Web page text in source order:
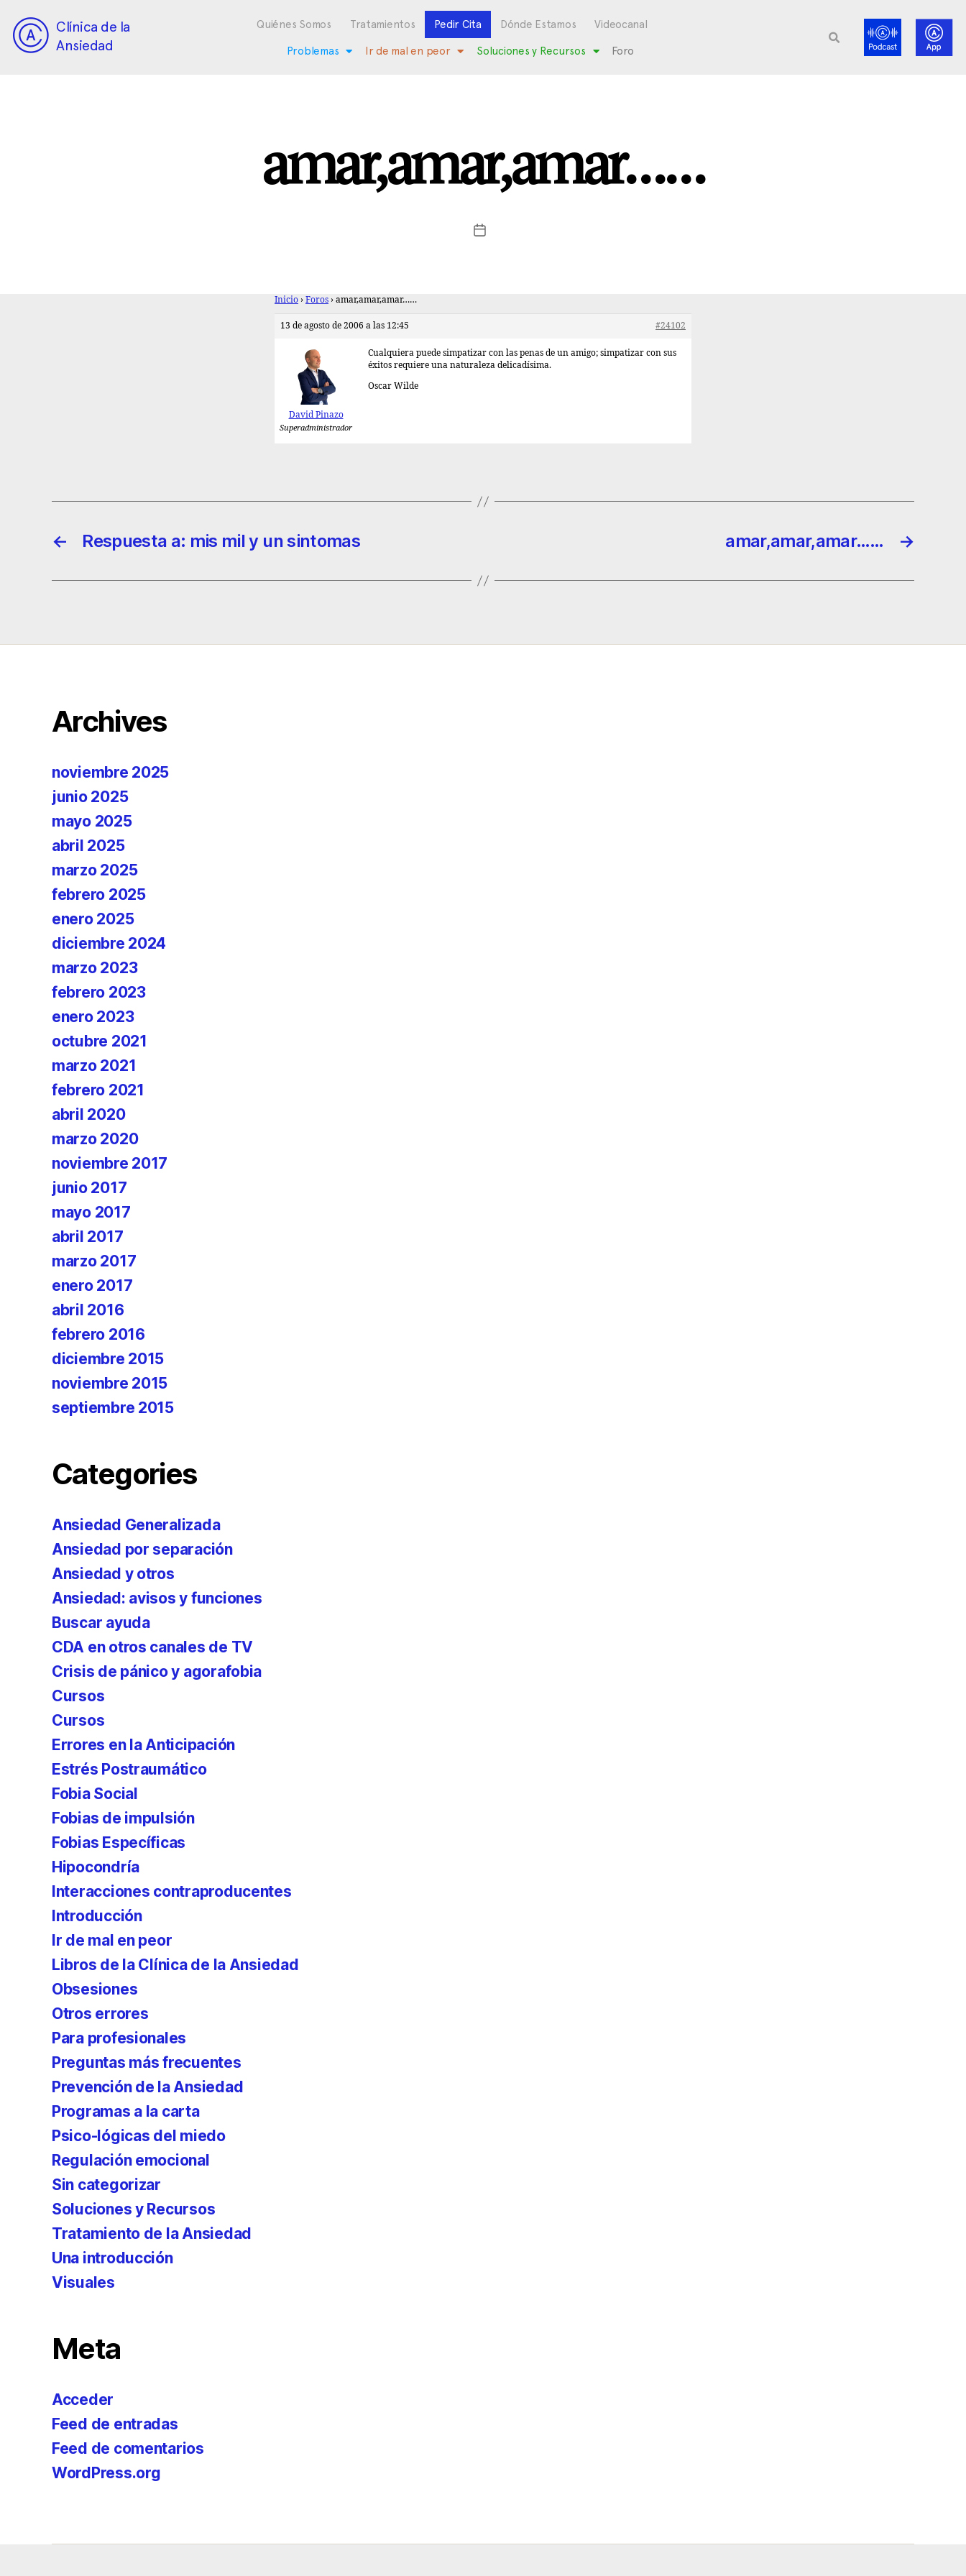
Clínica de la
Ansiedad
Quiénes Somos Tratamientos Pedir Cita Dónde Estamos Videocanal
Problemas Ir de mal en peor Soluciones y Recursos Foro
amar,amar,amar……
Inicio › Foros › amar,amar,amar……
13 de agosto de 2006 a las 12:45 #24102
David Pinazo
Superadministrador
Cualquiera puede simpatizar con las penas de un amigo; simpatizar con sus
éxitos requiere una naturaleza delicadísima.
Oscar Wilde
← Respuesta a: mis mil y un sintomas →
amar,amar,amar……
Archives
noviembre 2025
junio 2025
mayo 2025
abril 2025
marzo 2025
febrero 2025
enero 2025
diciembre 2024
marzo 2023
febrero 2023
enero 2023
octubre 2021
marzo 2021
febrero 2021
abril 2020
marzo 2020
noviembre 2017
junio 2017
mayo 2017
abril 2017
marzo 2017
enero 2017
abril 2016
febrero 2016
diciembre 2015
noviembre 2015
septiembre 2015
Categories
Ansiedad Generalizada
Ansiedad por separación
Ansiedad y otros
Ansiedad: avisos y funciones
Buscar ayuda
CDA en otros canales de TV
Crisis de pánico y agorafobia
Cursos
Cursos
Errores en la Anticipación
Estrés Postraumático
Fobia Social
Fobias de impulsión
Fobias Específicas
Hipocondría
Interacciones contraproducentes
Introducción
Ir de mal en peor
Libros de la Clínica de la Ansiedad
Obsesiones
Otros errores
Para profesionales
Preguntas más frecuentes
Prevención de la Ansiedad
Programas a la carta
Psico-lógicas del miedo
Regulación emocional
Sin categorizar
Soluciones y Recursos
Tratamiento de la Ansiedad
Una introducción
Visuales
Meta
Acceder
Feed de entradas
Feed de comentarios
WordPress.org